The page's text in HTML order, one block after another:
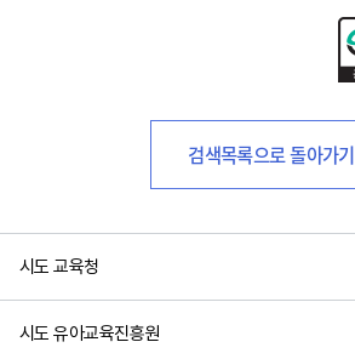
검색목록으로 돌아가기
시도 교육청
시도 유아교육진흥원